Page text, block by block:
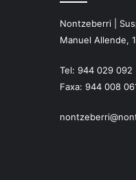
Nontzeberri |
Manuel Allende,
Tel: 944 029 092
Faxa: 944 008